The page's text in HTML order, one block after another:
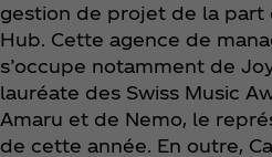
gestion de projet de la part
Hub. Cette agence de
s’occupe notamment de
lauréate des Swiss Music
Amaru et de Nemo, le
de cette année. En outre,